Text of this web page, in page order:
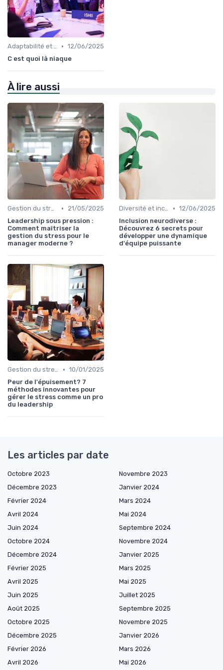
Adaptabilité et résilience • 12/06/2025
C est quoi là niaque
À lire aussi
Gestion du stress •
21/05/2025
Leadership sous pression :
Comment maîtriser la
gestion du stress pour le
manager moderne ?
Diversité et inclusion • 12/06/2025
Inclusion neurodiverse :
Découvrez 6 secrets pour
développer une dynamique
d'équipe puissante
Gestion du stress • 10/01/2025
Peur de l'épuisement? 7
méthodes innovantes pour
gérer le stress comme un pro
du leadership
Les articles par date
Octobre 2023
Novembre 2023
Décembre 2023
Janvier 2024
Février 2024
Mars 2024
Avril 2024
Mai 2024
Juin 2024
Septembre 2024
Octobre 2024
Novembre 2024
Décembre 2024
Janvier 2025
Février 2025
Mars 2025
Avril 2025
Mai 2025
Juin 2025
Juillet 2025
Août 2025
Septembre 2025
Octobre 2025
Novembre 2025
Décembre 2025
Janvier 2026
Février 2026
Mars 2026
Avril 2026
Mai 2026